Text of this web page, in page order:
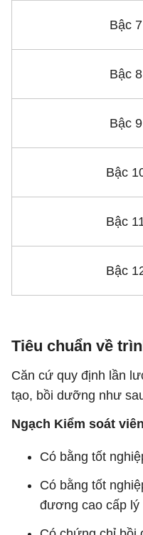
Bậc 7
Bậc 8
Bậc 9
Bậc
Bậc
Bậc
Tiêu chuẩn về
Căn cứ quy định lần
tạo, bồi dưỡng như
Ngạch Kiểm soát
Có bằng tốt
Có bằng tốt
đương cao cấp lý